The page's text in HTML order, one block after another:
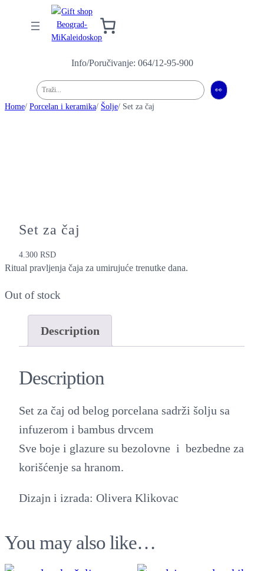
Info/Poručivanje: 064/12-95-900
Pretraga 👀
Home/ Porcelan i keramika/ Šolje/ Set za čaj
Set za čaj
4.300RSD
Ritual pravljenja čaja za umirujuće trenutke dana.
Out of stock
Description
Description
Set za čaj od belog porcelana sadrži šolju sa
infuzerom i bambus drvcem
Sve boje i glazure su bezolovne i bezbedne za
korišćenje sa hranom.
Dizajn i izrada: Olivera Klikovac
You may also like…